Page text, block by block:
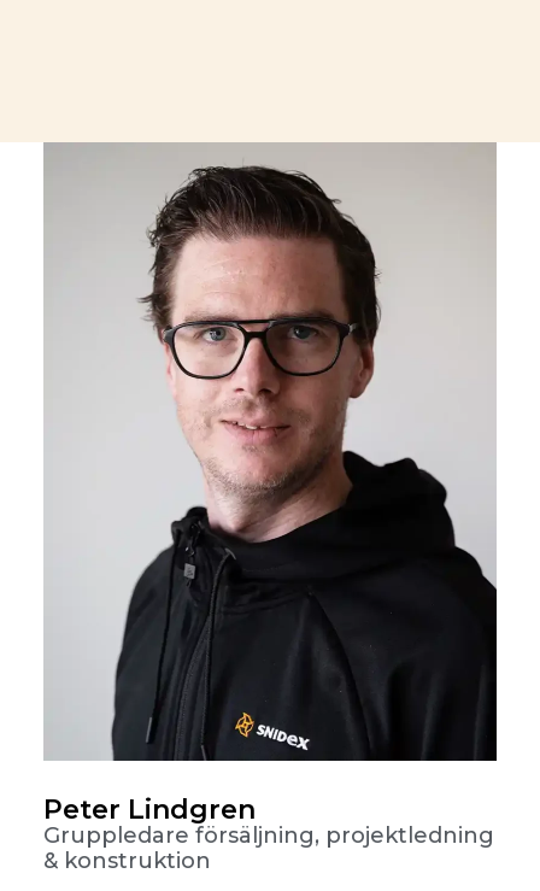
Peter Lindgren
Gruppledare försäljning, projektledning
& konstruktion